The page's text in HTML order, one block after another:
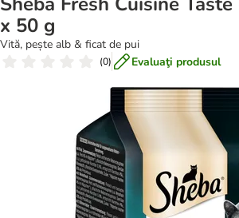
x 50 g
Vită, pește alb & ficat de pui
(0) Evaluaţi produsul